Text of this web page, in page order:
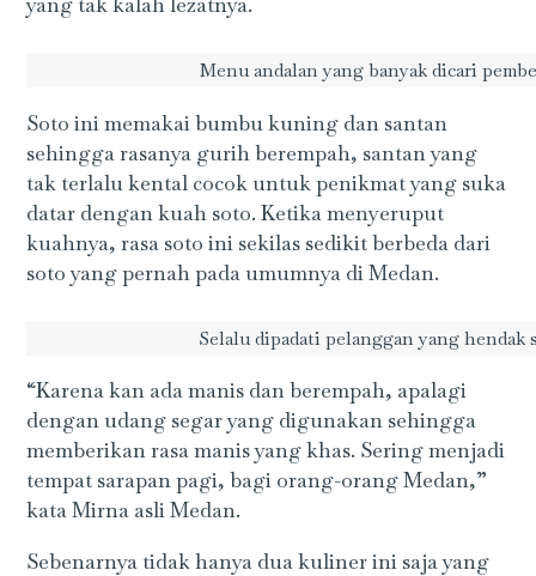
Menu andalan yang banyak dicari
Soto ini memakai bumbu kuning dan santan
sehingga rasanya gurih berempah, santan yang
tak terlalu kental cocok untuk penikmat yang suka
datar dengan kuah soto. Ketika menyeruput
kuahnya, rasa soto ini sekilas sedikit berbeda dari
soto yang pernah pada umumnya di Medan.
Selalu dipadati pelanggan yang hendak
“Karena kan ada manis dan berempah, apalagi
dengan udang segar yang digunakan sehingga
memberikan rasa manis yang khas. Sering menjadi
tempat sarapan pagi, bagi orang-orang Medan,”
kata Mirna asli Medan.
Sebenarnya tidak hanya dua kuliner ini saja yang